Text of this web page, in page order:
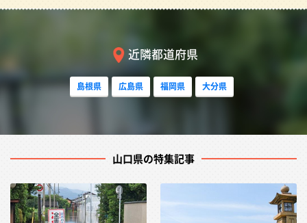
近隣都道府県
島根県 広島県 福岡県 大分県
山口県の特集記事